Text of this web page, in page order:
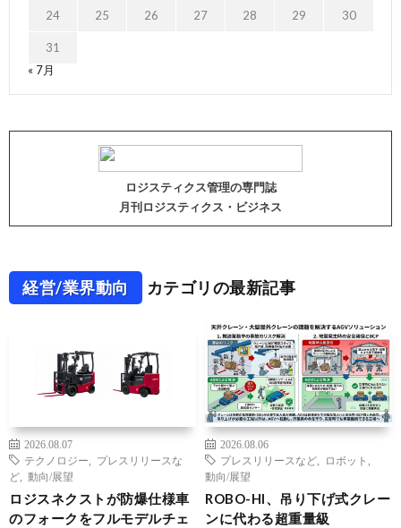
24 25 26 27 28 29 30
31
« 7月
ロジスティクス管理の専門誌
月刊ロジスティクス・ビジネス
経営/業界動向 カテゴリの最新記事
2026.08.07
テクノロジー
プレスリリースな
ど
動向/展望
ロジスネクストが防爆仕様車
のフォークをフルモデルチェ
2026.08.06
プレスリリースなど
ロボット
動向/展望
ROBO-HI、吊り下げ式クレー
ンに代わる超重量級